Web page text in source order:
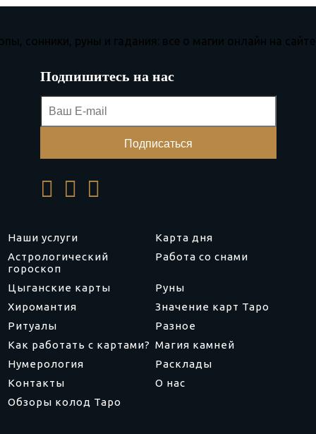
Наши услуги
Карта дня
Астрологический
гороскоп
Работа со снами
Цыганские карты
Руны
Хиромантия
Значение карт Таро
Ритуалы
Разное
Как работать с картами? Магия камней
Нумерология
Расклады
Контакты
О нас
Обзоры колод Таро
Подпишитесь на нас